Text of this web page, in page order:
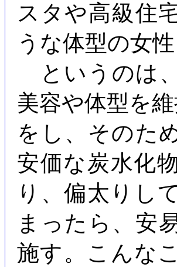
スタや高級住
うな体型の女
というのは
美容や体型を
をし、そのた
安価な炭水化
り、偏太りし
まったら、安
施す。こんな